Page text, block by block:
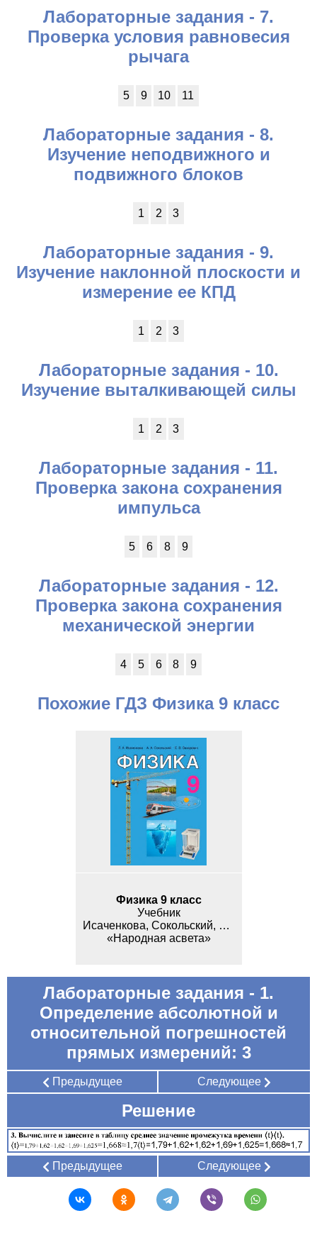
Лабораторные задания - 7.
Проверка условия равновесия
рычага
5 9 10 11
Лабораторные задания - 8.
Изучение неподвижного и
подвижного блоков
1 2 3
Лабораторные задания - 9.
Изучение наклонной плоскости и
измерение ее КПД
1 2 3
Лабораторные задания - 10.
Изучение выталкивающей силы
1 2 3
Лабораторные задания - 11.
Проверка закона сохранения
импульса
5 6 8 9
Лабораторные задания - 12.
Проверка закона сохранения
механической энергии
4 5 6 8 9
Похожие ГДЗ Физика 9 класс
Физика 9 класс
Учебник
Исаченкова, Сокольский, Захаревич
«Народная асвета»
Лабораторные задания - 1.
Определение абсолютной и
относительной погрешностей
прямых измерений: 3
Предыдущее Следующее
Решение
Предыдущее Следующее